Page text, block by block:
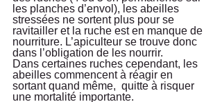
les planches d’envol), les abeilles
stressées ne sortent plus pour se
ravitailler et la ruche est en manque de
nourriture. L’apiculteur se trouve donc
dans l’obligation de les nourrir.
Dans certaines ruches cependant, les
abeilles commencent à réagir en
sortant quand même,  quitte à risquer
une mortalité importante.